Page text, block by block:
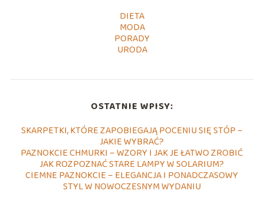
DIETA
MODA
PORADY
URODA
OSTATNIE WPISY:
SKARPETKI, KTÓRE ZAPOBIEGAJĄ POCENIU SIĘ STÓP –
JAKIE WYBRAĆ?
PAZNOKCIE CHMURKI – WZORY I JAK JE ŁATWO ZROBIĆ
JAK ROZPOZNAĆ STARE LAMPY W SOLARIUM?
CIEMNE PAZNOKCIE – ELEGANCJA I PONADCZASOWY
STYL W NOWOCZESNYM WYDANIU